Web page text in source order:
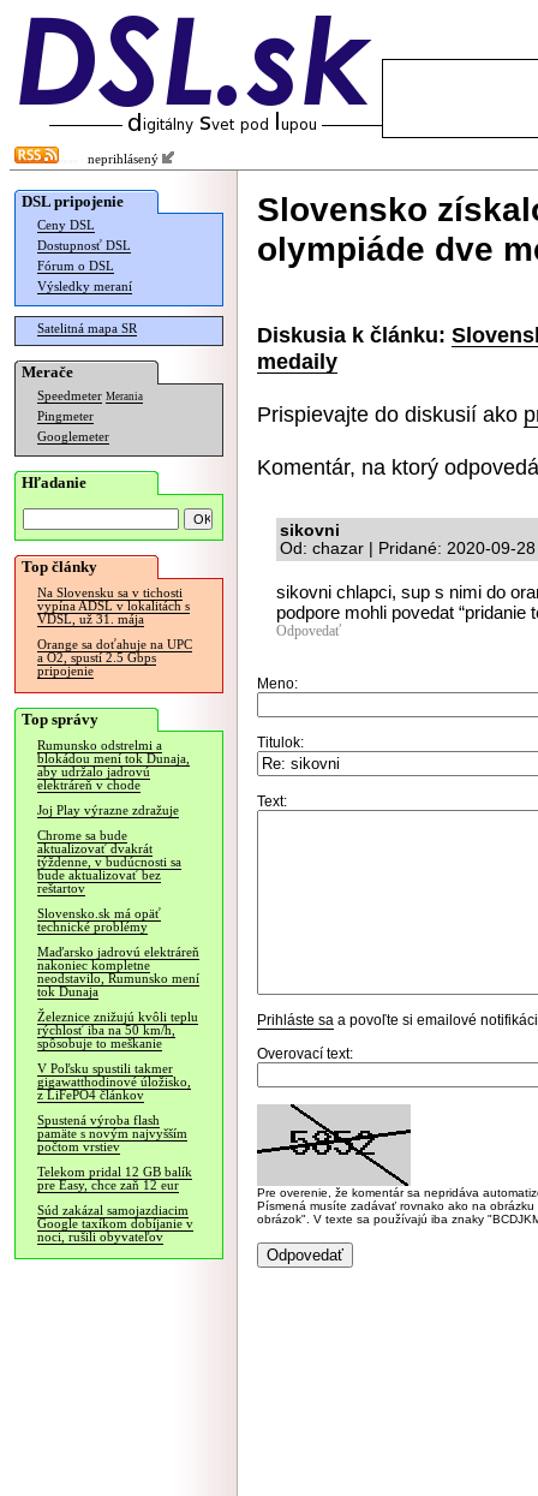
neprihlásený
DSL pripojenie
Ceny DSL
Dostupnosť DSL
Fórum o DSL
Výsledky meraní
Satelitná mapa SR
Merače
Speedmeter Merania
Pingmeter
Googlemeter
Hľadanie
Top články
Na Slovensku sa v tichosti
vypína ADSL v lokalitách s
VDSL, už 31. mája
Orange sa doťahuje na UPC
a O2, spustí 2.5 Gbps
pripojenie
Top správy
Rumunsko odstrelmi a
blokádou mení tok Dunaja,
aby udržalo jadrovú
elektráreň v chode
Joj Play výrazne zdražuje
Chrome sa bude
aktualizovať dvakrát
týždenne, v budúcnosti sa
bude aktualizovať bez
reštartov
Slovensko.sk má opäť
technické problémy
Maďarsko jadrovú elektráreň
nakoniec kompletne
neodstavilo, Rumunsko mení
tok Dunaja
Železnice znižujú kvôli teplu
rýchlosť iba na 50 km/h,
spôsobuje to meškanie
V Poľsku spustili takmer
gigawatthodinové úložisko,
z LiFePO4 článkov
Spustená výroba flash
pamäte s novým najvyšším
počtom vrstiev
Telekom pridal 12 GB balík
pre Easy, chce zaň 12 eur
Súd zakázal samojazdiacim
Google taxíkom dobíjanie v
noci, rušili obyvateľov
Slovensko
olympiáde dve
Diskusia k článku:
medaily
Prispievajte do diskusií ako
Komentár, na ktorý
sikovni
Od: chazar | Pridané: 2020-09-
sikovni chlapci, sup s nimi do
podpore mohli povedat “pridanie
Odpovedať
Meno:
Titulok:
Text:
Prihláste sa a povoľte si emailové
Overovací text:
Pre overenie, že komentár sa nepridáva
Písmená musíte zadávať rovnako ako na
obrázok". V texte sa používajú iba znaky